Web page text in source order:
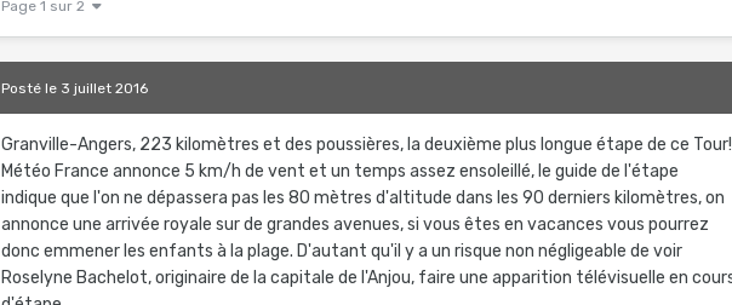
Page 1 sur 2
Postéle 3 juillet 2016
Granville-Angers, 223 kilomètres et des poussières, la deuxième plus longue étape de ce Tour!
Météo France annonce 5 km/h de vent et un temps assez ensoleillé, le guide de l'étape
indique que l'on ne dépassera pas les 80 mètres d'altitude dans les 90 derniers kilomètres, on
annonce une arrivée royale sur de grandes avenues, si vous êtes en vacances vous pourrez
donc emmener les enfants à la plage. D'autant qu'il y a un risque non négligeable de voir
Roselyne Bachelot, originaire de la capitale de l'Anjou, faire une apparition télévisuelle en